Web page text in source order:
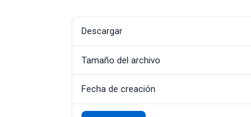
Descargar
Tamaño del archivo
Fecha de creación